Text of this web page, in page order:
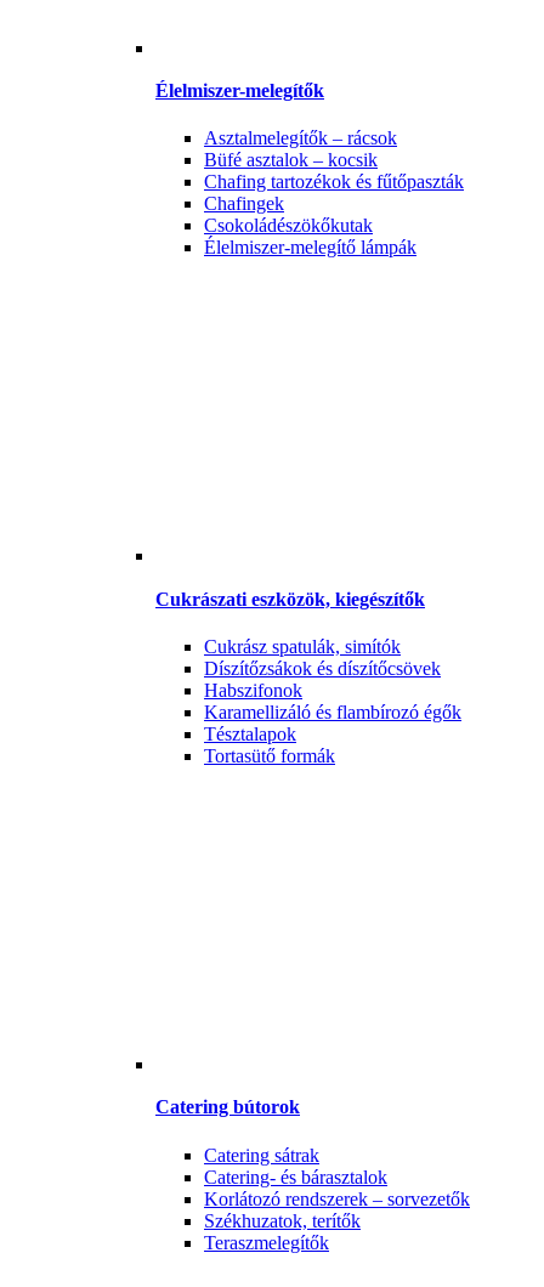
Élelmiszer-melegítők
Asztalmelegítők – rácsok
Büfé asztalok – kocsik
Chafing tartozékok és fűtőpaszták
Chafingek
Csokoládészökőkutak
Élelmiszer-melegítő lámpák
Cukrászati eszközök, kiegészítők
Cukrász spatulák, simítók
Díszítőzsákok és díszítőcsövek
Habszifonok
Karamellizáló és flambírozó égők
Tésztalapok
Tortasütő formák
Catering bútorok
Catering sátrak
Catering- és bárasztalok
Korlátozó rendszerek – sorvezetők
Székhuzatok, terítők
Teraszmelegítők